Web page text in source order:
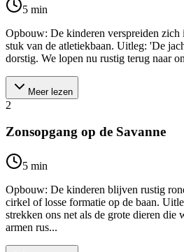
5 min
Opbouw: De kinderen verspreiden zich
stuk van de atletiekbaan. Uitleg: 'De
dorstig. We lopen nu rustig terug naar
Meer lezen
2
Zonsopgang op de Savanne
5 min
Opbouw: De kinderen blijven rustig
cirkel of losse formatie op de baan.
strekken ons net als de grote dieren die
armen rus...